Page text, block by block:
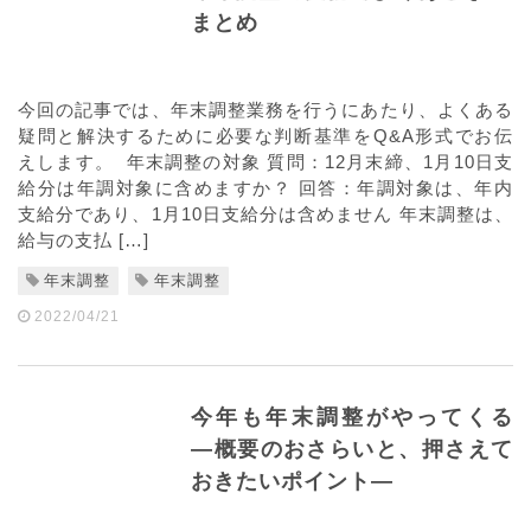
まとめ
今回の記事では、年末調整業務を行うにあたり、よくある
疑問と解決するために必要な判断基準をQ&A形式でお伝
えします。 年末調整の対象 質問：12月末締、1月10日支
給分は年調対象に含めますか？ 回答：年調対象は、年内
支給分であり、1月10日支給分は含めません 年末調整は、
給与の支払 […]
年末調整 年末調整
2022/04/21
今年も年末調整がやってくる
—概要のおさらいと、押さえて
おきたいポイント—